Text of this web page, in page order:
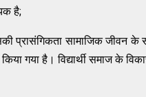
है;
प्रासंगिकता सामाजिक जीवन
गया है। विद्यार्थी समाज के